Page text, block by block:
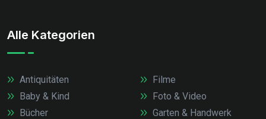
Alle Kategorien
Antiquitäten
Baby & Kind
Bücher
Filme
Foto & Video
Garten & Handwerk